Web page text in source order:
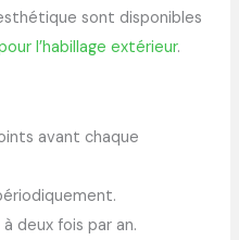
sont disponibles
l’habillage extérieur.
avant chaque
deux fois par an.